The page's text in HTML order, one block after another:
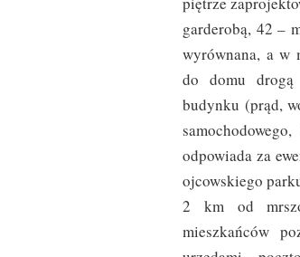
garderobą, 42 –
wyrównana, a w
do domu drogą
budynku (prąd,
odpowiada za
ojcowskiego
2 km od
mieszkańców